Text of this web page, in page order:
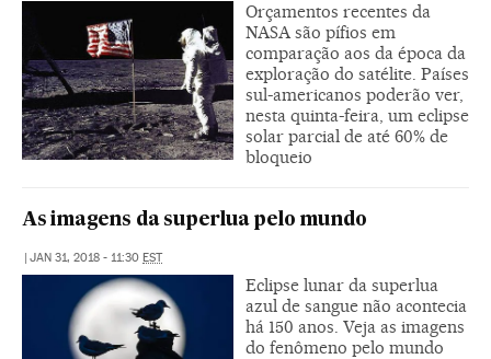
Orçamentos recentes da
NASA são pífios em
comparação aos da época da
exploração do satélite. Países
sul-americanos poderão ver,
nesta quinta-feira, um eclipse
solar parcial de até 60% de
bloqueio
As imagens da superlua pelo mundo
| JAN 31, 2018 - 11:30 EST
Eclipse lunar da superlua
azul de sangue não acontecia
há 150 anos. Veja as imagens
do fenômeno pelo mundo